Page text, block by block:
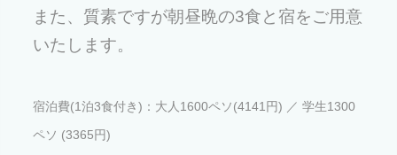
また、質素ですが朝昼晩の3食と宿をご用意
いたします。
宿泊費(1泊3食付き)：大人1600ペソ(4141円) ／ 学生1300
ペソ (3365円)